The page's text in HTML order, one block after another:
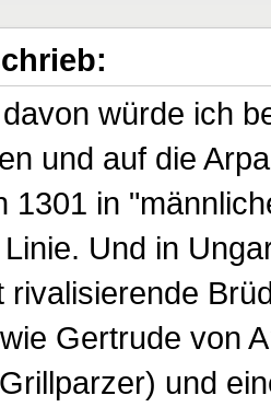
würde ich
und auf die
1301 in
Und in
rivalisierende
Gertrude von
und